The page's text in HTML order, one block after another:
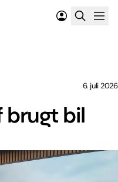
brugt bil
6. juli 2026